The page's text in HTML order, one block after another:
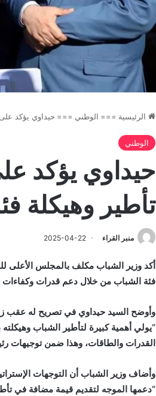
الرئيسية === الوطني === حيداوي يؤكد
الوطني
حيداوي يؤكد
تأطير وهيكلة
منبر القراء 2025-04-22
أكد وزير الشباب مكلف بالمجلس الأعلى
فئة الشباب من خلال دعم قدرات وكفاءات
وأوضح السيد حيداوي في تصريح له عقب
“يولي أهمية كبيرة لتأطير الشباب
القدرات والطاقات، وهذا ضمن توجيهات
وأضاف وزير الشباب أن التوجهات
“دعمها الموجه لتقديم قيمة مضافة في
خدمة